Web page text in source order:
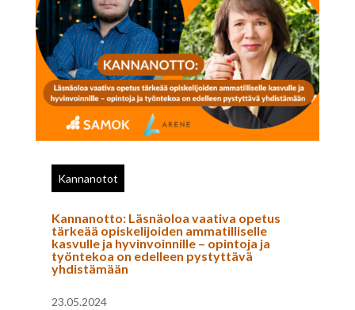
Kannanotot
Kannanotto: Läsnäoloa vaativa opetus
tärkeää opiskelijoiden ammatilliselle
kasvulle ja hyvinvoinnille – opintoja ja
työntekoa on edelleen pystyttävä
yhdistämään
23.05.2024